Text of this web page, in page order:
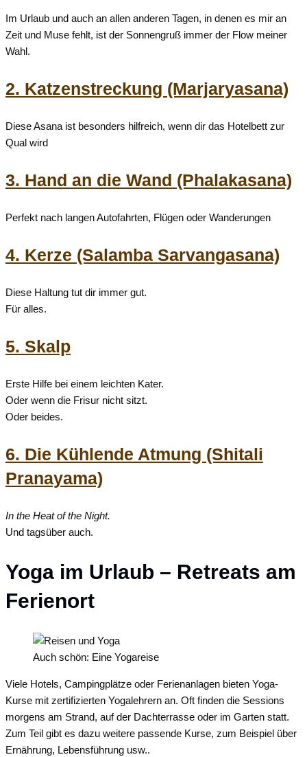
Im Urlaub und auch an allen anderen Tagen, in denen es mir an
Zeit und Muse fehlt, ist der Sonnengruß immer der Flow meiner
Wahl.
2. Katzenstreckung (Marjaryasana)
Diese Asana ist besonders hilfreich, wenn dir das Hotelbett zur
Qual wird
3. Hand an die Wand (Phalakasana)
Perfekt nach langen Autofahrten, Flügen oder Wanderungen
4. Kerze (Salamba Sarvangasana)
Diese Haltung tut dir immer gut.
Für alles.
5. Skalp
Erste Hilfe bei einem leichten Kater.
Oder wenn die Frisur nicht sitzt.
Oder beides.
6. Die Kühlende Atmung (Shitali
Pranayama)
In the Heat of the Night.
Und tagsüber auch.
Yoga im Urlaub – Retreats am
Ferienort
Auch schön: Eine Yogareise
Viele Hotels, Campingplätze oder Ferienanlagen bieten Yoga-
Kurse mit zertifizierten Yogalehrern an. Oft finden die Sessions
morgens am Strand, auf der Dachterrasse oder im Garten statt.
Zum Teil gibt es dazu weitere passende Kurse, zum Beispiel über
Ernährung, Lebensführung usw..